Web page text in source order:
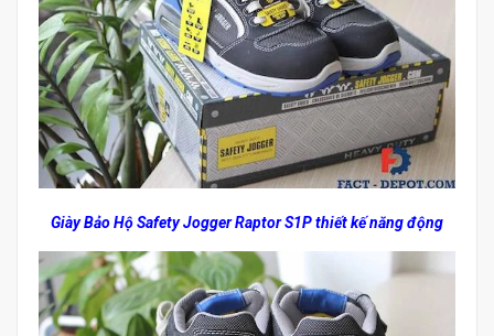
Giày Bảo Hộ Safety Jogger Raptor S1P thiết kế năng động